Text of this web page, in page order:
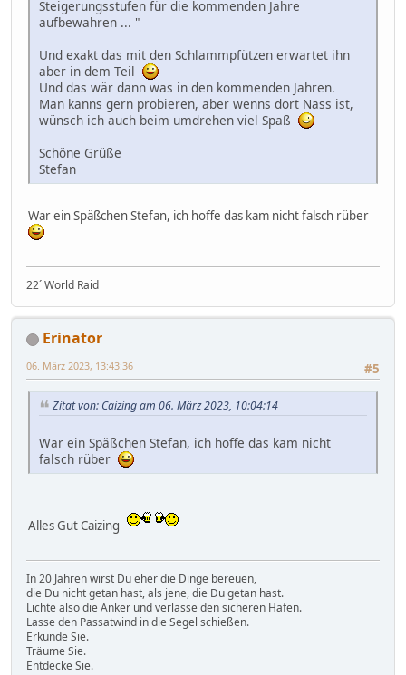
Steigerungsstufen für die kommenden Jahre
aufbewahren ... "
Und exakt das mit den Schlammpfützen erwartet ihn
aber in dem Teil
Und das wär dann was in den kommenden Jahren.
Man kanns gern probieren, aber wenns dort Nass ist,
wünsch ich auch beim umdrehen viel Spaß
Schöne Grüße
Stefan
War ein Späßchen Stefan, ich hoffe das kam nicht falsch rüber
22´ World Raid
Erinator
#5
06. März 2023, 13:43:36
Zitat von: Caizing am 06. März 2023, 10:04:14
War ein Späßchen Stefan, ich hoffe das kam nicht
falsch rüber
Alles Gut Caizing
In 20 Jahren wirst Du eher die Dinge bereuen,
die Du nicht getan hast, als jene, die Du getan hast.
Lichte also die Anker und verlasse den sicheren Hafen.
Lasse den Passatwind in die Segel schießen.
Erkunde Sie.
Träume Sie.
Entdecke Sie.